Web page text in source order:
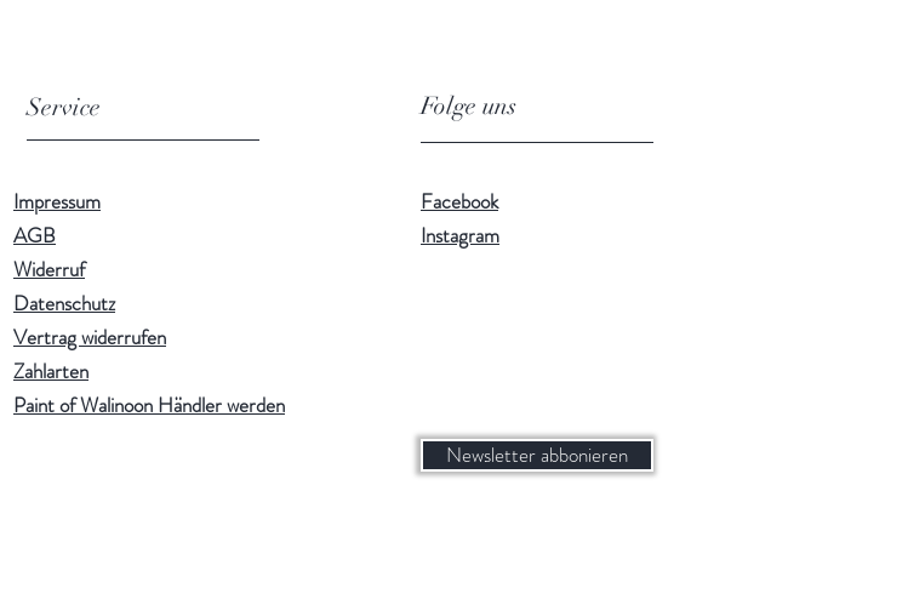
Service
Impressum
AGB
Widerruf
Datenschutz
Vertrag widerrufen
Zahlarten
Paint of Walinoon Händler werden
Folge uns
Facebook
Instagram
Newsletter abbonieren